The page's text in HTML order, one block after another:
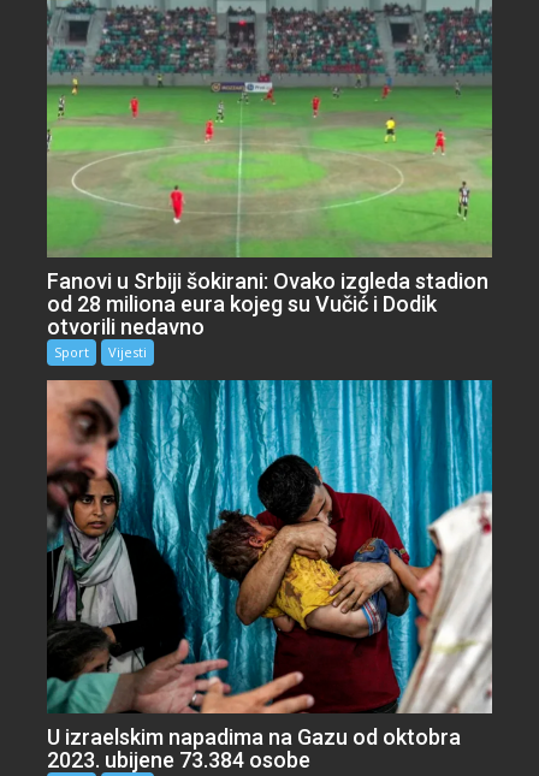
Fanovi u Srbiji šokirani: Ovako izgleda stadion
od 28 miliona eura kojeg su Vučić i Dodik
otvorili nedavno
Sport Vijesti
U izraelskim napadima na Gazu od oktobra
2023. ubijene 73.384 osobe